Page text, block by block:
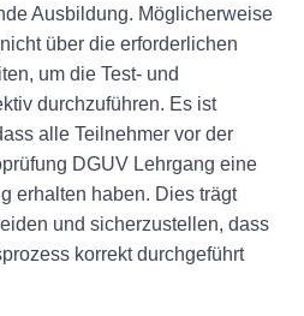
Ausbildung. Möglicherweise
über die erforderlichen
um die Test- und
durchzuführen. Es ist
alle Teilnehmer vor der
DGUV Lehrgang eine
erhalten haben. Dies trägt
und sicherzustellen, dass
korrekt durchgeführt